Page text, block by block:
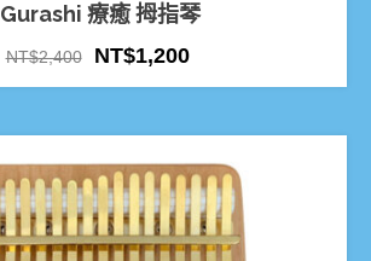
Gurashi 療癒 拇指琴
NT$2,400 NT$1,200